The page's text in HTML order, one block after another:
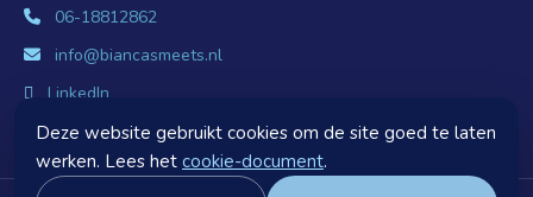
Deze website gebruikt cookies om de site goed te laten
werken. Lees het cookie-document.
06-18812862
info@biancasmeets.nl
LinkedIn